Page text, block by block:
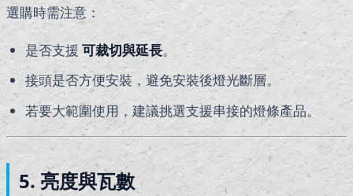
選購時需注意：
是否支援 可裁切與延長。
接頭是否方便安裝，避免安裝後燈光斷層。
若要大範圍使用，建議挑選支援串接的燈條產品。
5. 亮度與瓦數